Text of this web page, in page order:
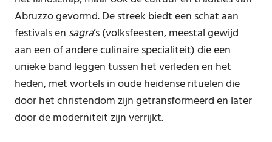
Abruzzo gevormd. De streek biedt een schat aan
festivals en sagra’s (volksfeesten, meestal gewijd
aan een of andere culinaire specialiteit) die een
unieke band leggen tussen het verleden en het
heden, met wortels in oude heidense rituelen die
door het christendom zijn getransformeerd en later
door de moderniteit zijn verrijkt.